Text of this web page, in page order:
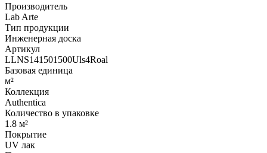
Производитель
Lab Arte
Тип продукции
Инженерная доска
Артикул
LLNS141501500Uls4Roal
Базовая единица
м²
Коллекция
Authentica
Количество в упаковке
1.8 м²
Покрытие
UV лак